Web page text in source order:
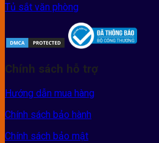
Tủ sắt văn phòng
Chính sách hỗ trợ
Hướng dẫn mua hàng
Chính sách bảo hành
Chính sách bảo mật